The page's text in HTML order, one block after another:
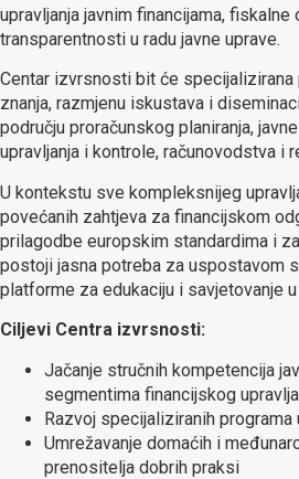
upravljanja javnim financijama,
transparentnosti u radu javne uprave.
Centar izvrsnosti bit će
znanja, razmjenu iskustava i
području proračunskog planiranja,
upravljanja i kontrole, računovodstva i
U kontekstu sve kompleksnijeg
povećanih zahtjeva za financijskom
prilagodbe europskim standardima i
postoji jasna potreba za uspostavom
platforme za edukaciju i savjetovanje
Ciljevi Centra izvrsnosti:
Jačanje stručnih kompetencija
segmentima financijskog
Razvoj specijaliziranih programa
Umrežavanje domaćih i
prenositelja dobrih praksi